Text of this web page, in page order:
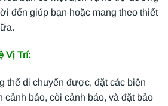
đến giúp bạn hoặc mang theo thiết
Vị Trí:
thể di chuyển được, đặt các biện
cảnh báo, còi cảnh báo, và đặt bảo